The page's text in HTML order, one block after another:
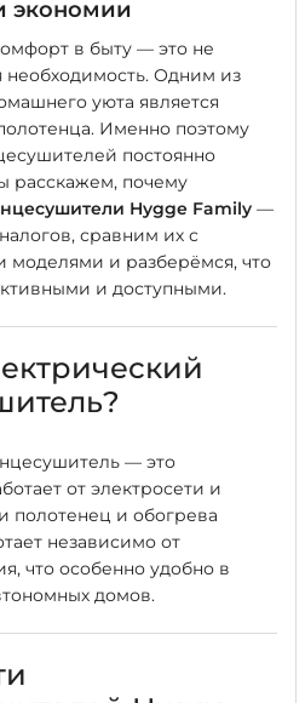
экономии
в быту — это не
Одним из
уюта является
Именно поэтому
постоянно
расскажем, почему
Hygge Family —
сравним их с
и разберёмся, что
и доступными.
— это
от электросети и
полотенец и обогрева
независимо от
что особенно удобно в
домов.